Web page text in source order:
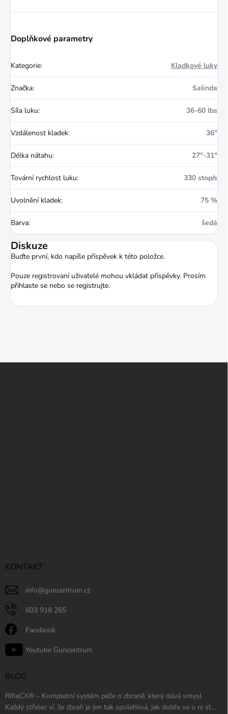
Doplňkové parametry
Kategorie: Kladkové luky
Značka: Salinda
Síla luku: 36-60 lbs
Vzdálenost kladek: 36"
Délka nátahu: 27"-31"
Tovární rychlost luku: 330 stop/s
Uvolnění kladek: 75 %
Barva: šedá
Diskuze
Buďte první, kdo napíše příspěvek k této položce.
Pouze registrovaní uživatelé mohou vkládat příspěvky. Prosím
přihlaste se nebo se registrujte.
KONTAKT
info@guncentrum.cz
603 918 265
Facebook
Youtube Guncentrum
BLOG
RifleCX® – Kompletní systém péče o zbraně, který dává smysl
Každý střelec ví, že zbraň je jen tak spolehlivá, jak dobře se o ni st...